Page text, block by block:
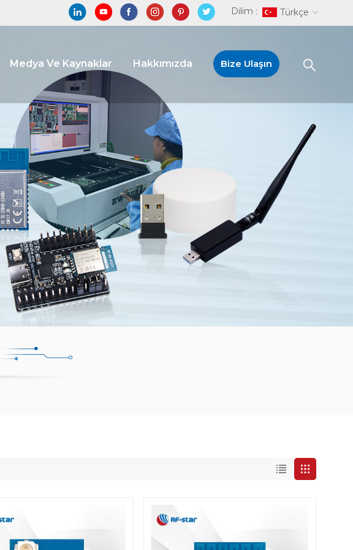
Dilim : Türkçe
Medya Ve Kaynaklar Hakkımızda Bize Ulaşın